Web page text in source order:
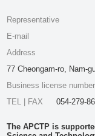
Representative
E-mail
Address
77 Cheongam-ro, Nam-
Business license number
TEL | FAX
054-279-
The APCTP is